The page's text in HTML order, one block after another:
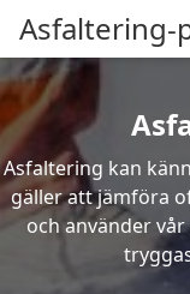
Asfaltering-
Asfaltering kan
gäller att jämföra
och använder